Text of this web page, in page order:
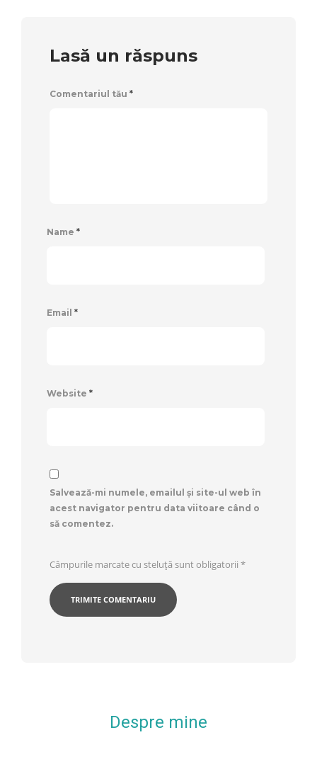
Lasă un răspuns
Comentariul tău *
Name *
Email *
Website *
Salvează-mi numele, emailul și site-ul web în
acest navigator pentru data viitoare când o
să comentez.
Câmpurile marcate cu steluță sunt obligatorii *
Despre mine